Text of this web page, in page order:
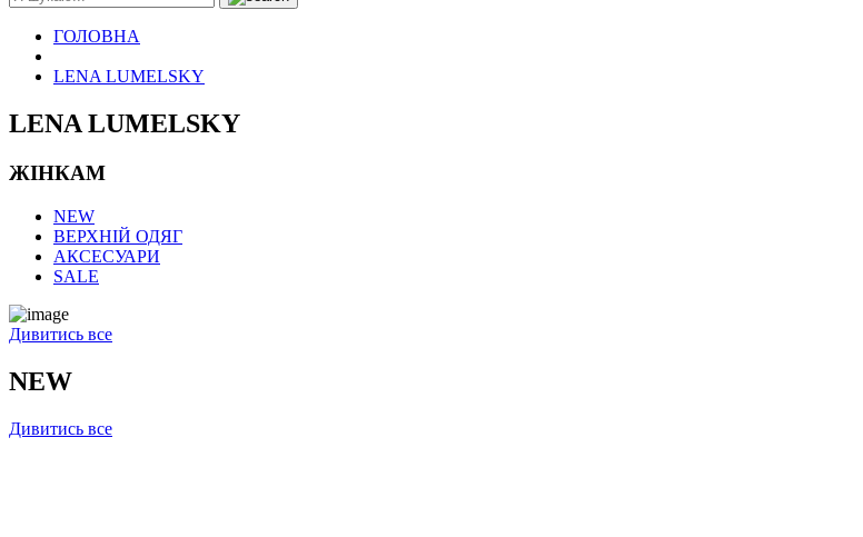
ГОЛОВНА
LENA LUMELSKY
LENA LUMELSKY
ЖІНКАМ
NEW
ВЕРХНІЙ ОДЯГ
АКСЕСУАРИ
SALE
Дивитись все
NEW
Дивитись все